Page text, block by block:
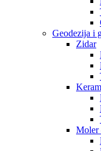
Geodezija i
Zidar
Moler